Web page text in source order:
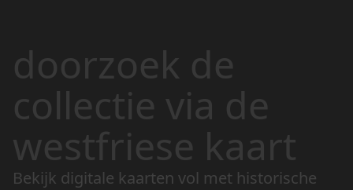
doorzoek de
collectie via de
westfriese kaart
Bekijk digitale kaarten vol met historische